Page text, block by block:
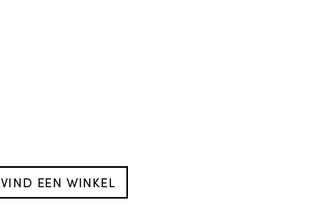
VIND EEN WINKEL